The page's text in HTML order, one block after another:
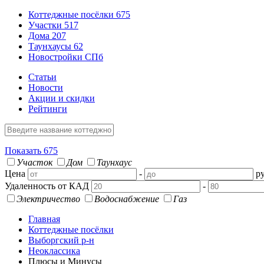
Коттеджные посёлки 675
Участки 517
Дома 207
Таунхаусы 62
Новостройки СПб
Статьи
Новости
Акции и скидки
Рейтинги
Показать 675
Участок
Дом
Таунхаус
Цена
-
Удаленность от КАД
-
Электричество
Водоснабжение
Газ
Главная
Коттеджные посёлки
Выборгский р-н
Неоклассика
Плюсы и Минусы